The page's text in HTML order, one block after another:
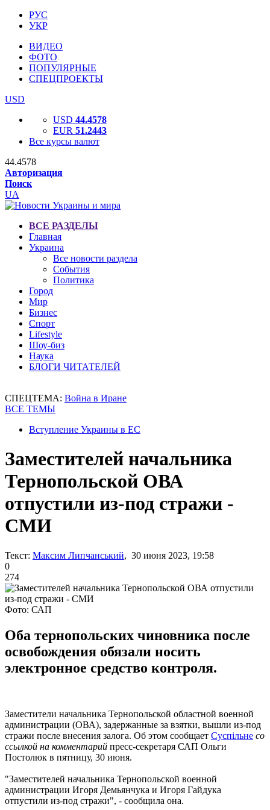
РУС
УКР
ВИДЕО
ФОТО
ПОПУЛЯРНЫЕ
СПЕЦПРОЕКТЫ
USD
USD 44.4578
EUR 51.2443
Все курсы валют
44.4578
Авторизация
Поиск
UA
ВСЕ РАЗДЕЛЫ
Главная
Украина
Все новости раздела
События
Политика
Город
Мир
Бизнес
Спорт
Lifestyle
Шоу-биз
Наука
БЛОГИ ЧИТАТЕЛЕЙ
СПЕЦТЕМА: Война в Иране
ВСЕ ТЕМЫ
Вступление Украины в ЕС
Заместителей начальника
Тернопольской ОВА
отпустили из-под стражи -
СМИ
Текст: Максим Липчанський, 30 июня 2023, 19:58
0
274
Фото: САП
Оба тернопольских чиновника после
освобождения обязали носить
электронное средство контроля.
Заместители начальника Тернопольской областной военной
администрации (ОВА), задержанные за взятки, вышли из-под
стражи после внесения залога. Об этом сообщает Суспільне со
ссылкой на комментарий пресс-секретаря САП Ольги
Постолюк в пятницу, 30 июня.
"Заместителей начальника Тернопольской военной
администрации Игоря Демьянчука и Игоря Гайдука
отпустили из-под стражи", - сообщила она.